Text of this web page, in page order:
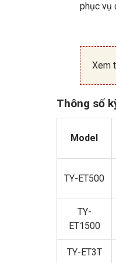
phục vụ
Xem
Thông số
Model
TY-ET500
TY-
ET1500
TY-ET3T